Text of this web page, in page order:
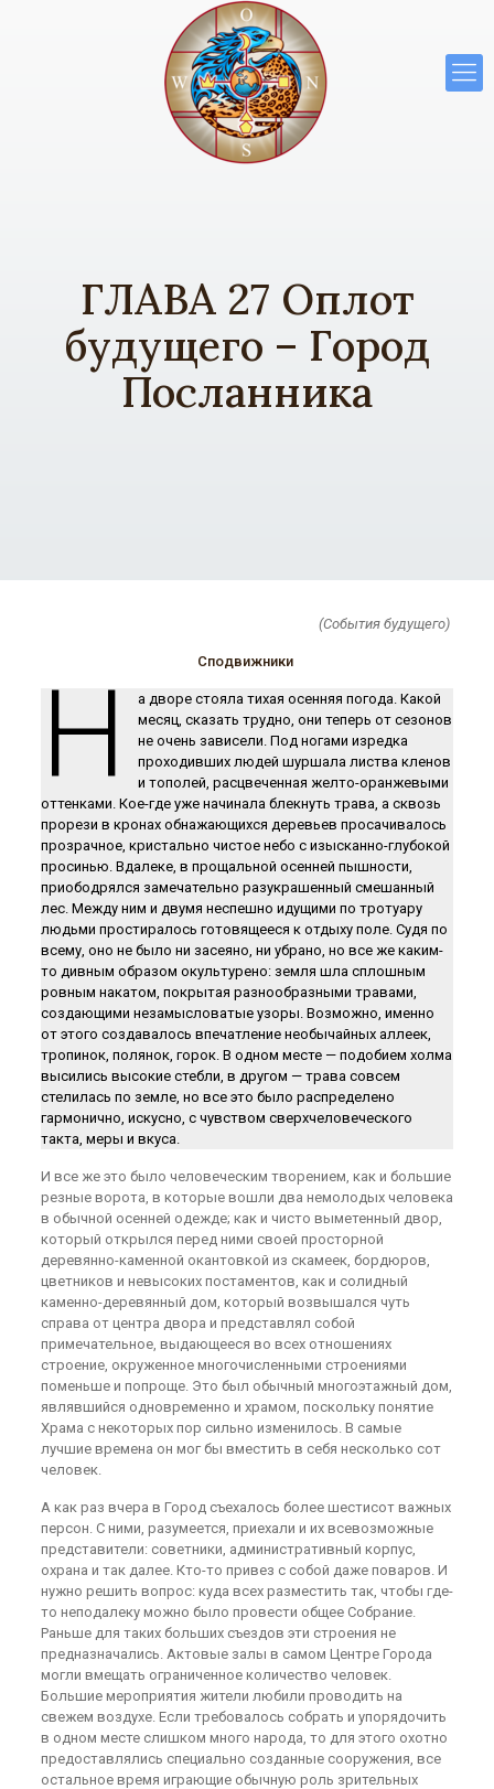
ГЛАВА 27 Оплот
будущего – Город
Посланника
(События будущего)
Сподвижники
Н
а дворе стояла тихая осенняя погода. Какой
месяц, сказать трудно, они теперь от сезонов
не очень зависели. Под ногами изредка
проходивших людей шуршала листва кленов
и тополей, расцвеченная желто-оранжевыми
оттенками. Кое-где уже начинала блекнуть трава, а сквозь
прорези в кронах обнажающихся деревьев просачивалось
прозрачное, кристально чистое небо с изысканно-глубокой
просинью. Вдалеке, в прощальной осенней пышности,
приободрялся замечательно разукрашенный смешанный
лес. Между ним и двумя неспешно идущими по тротуару
людьми простиралось готовящееся к отдыху поле. Судя по
всему, оно не было ни засеяно, ни убрано, но все же каким-
то дивным образом окультурено: земля шла сплошным
ровным накатом, покрытая разнообразными травами,
создающими незамысловатые узоры. Возможно, именно
от этого создавалось впечатление необычайных аллеек,
тропинок, полянок, горок. В одном месте — подобием холма
высились высокие стебли, в другом — трава совсем
стелилась по земле, но все это было распределено
гармонично, искусно, с чувством сверхчеловеческого
такта, меры и вкуса.
И все же это было человеческим творением, как и большие
резные ворота, в которые вошли два немолодых человека
в обычной осенней одежде; как и чисто выметенный двор,
который открылся перед ними своей просторной
деревянно-каменной окантовкой из скамеек, бордюров,
цветников и невысоких постаментов, как и солидный
каменно-деревянный дом, который возвышался чуть
справа от центра двора и представлял собой
примечательное, выдающееся во всех отношениях
строение, окруженное многочисленными строениями
поменьше и попроще. Это был обычный многоэтажный дом,
являвшийся одновременно и храмом, поскольку понятие
Храма с некоторых пор сильно изменилось. В самые
лучшие времена он мог бы вместить в себя несколько сот
человек.
А как раз вчера в Город съехалось более шестисот важных
персон. С ними, разумеется, приехали и их всевозможные
представители: советники, административный корпус,
охрана и так далее. Кто-то привез с собой даже поваров. И
нужно решить вопрос: куда всех разместить так, чтобы где-
то неподалеку можно было провести общее Собрание.
Раньше для таких больших съездов эти строения не
предназначались. Актовые залы в самом Центре Города
могли вмещать ограниченное количество человек.
Большие мероприятия жители любили проводить на
свежем воздухе. Если требовалось собрать и упорядочить
в одном месте слишком много народа, то для этого охотно
предоставлялись специально созданные сооружения, все
остальное время играющие обычную роль зрительных